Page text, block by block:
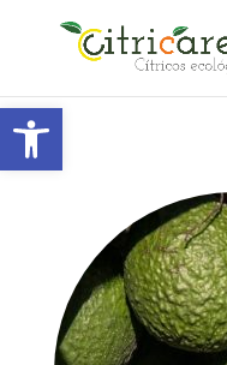
Abrir barra de herramientas